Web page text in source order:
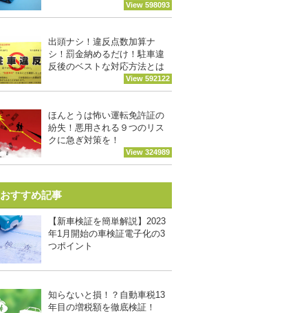
View 598093
出頭ナシ！違反点数加算ナ
シ！罰金納めるだけ！駐車違
反後のベストな対応方法とは
View 592122
ほんとうは怖い運転免許証の
紛失！悪用される９つのリス
クに急ぎ対策を！
View 324989
おすすめ記事
【新車検証を簡単解説】2023
年1月開始の車検証電子化の3
つポイント
知らないと損！？自動車税13
年目の増税額を徹底検証！